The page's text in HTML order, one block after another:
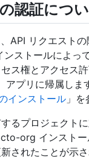
認証につ
API リクエスト
ストールによっ
ス権とアクセス許
アプリに帰属し
インストール 」
るプロジェクト
org インスト
されたことが示さ